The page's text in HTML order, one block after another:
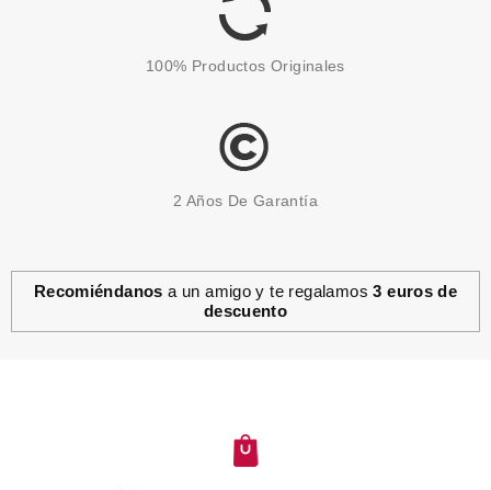
100% Productos Originales
2 Años De Garantía
Recomiéndanos a un amigo y te regalamos3 euros de
descuento